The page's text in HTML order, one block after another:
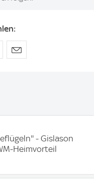
- Gislason
Heimvorteil